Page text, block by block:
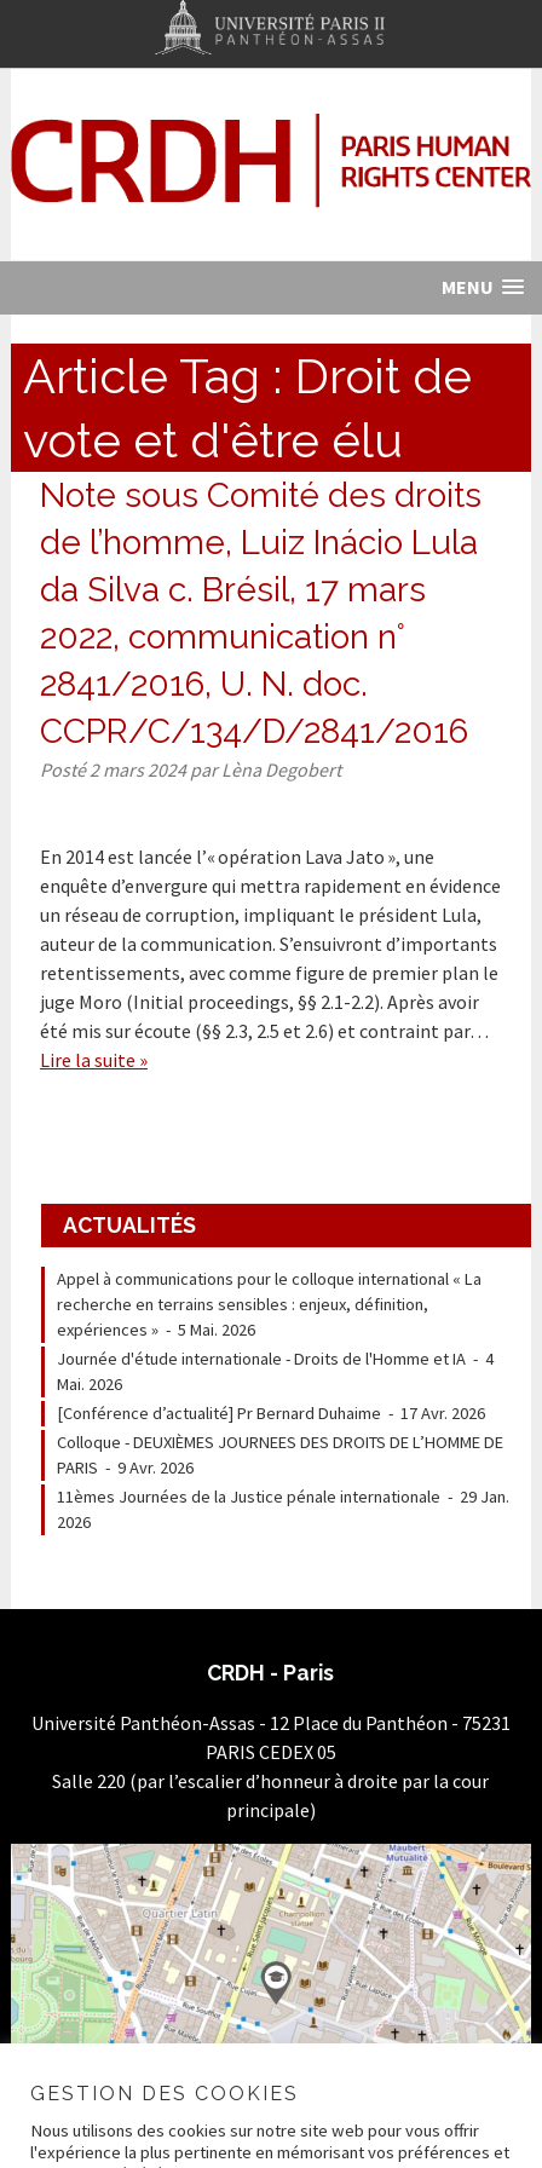
MENU
Article Tag : Droit de
vote et d'être élu
Note sous Comité des droits
de l’homme, Luiz Inácio Lula
da Silva c. Brésil, 17 mars
2022, communication n°
2841/2016, U. N. doc.
CCPR/C/134/D/2841/2016
Posté2 mars 2024 par Lèna Degobert
En 2014 est lancée l’« opération Lava Jato », une
enquête d’envergure qui mettra rapidement en évidence
un réseau de corruption, impliquant le président Lula,
auteur de la communication. S’ensuivront d’importants
retentissements, avec comme figure de premier plan le
juge Moro (Initial proceedings, §§ 2.1-2.2). Après avoir
été mis sur écoute (§§ 2.3, 2.5 et 2.6) et contraint par…
Lire la suite »
ACTUALITÉS
Appel à communications pour le colloque international « La
recherche en terrains sensibles : enjeux, définition,
expériences »- 5 Mai. 2026
Journée d'étude internationale - Droits de l'Homme et IA- 4
Mai. 2026
[Conférence d’actualité] Pr Bernard Duhaime - 17 Avr. 2026
Colloque - DEUXIÈMES JOURNEES DES DROITS DE L’HOMME DE
PARIS - 9 Avr. 2026
11èmes Journées de la Justice pénale internationale - 29 Jan.
2026
CRDH - Paris
Université Panthéon-Assas - 12 Place du Panthéon - 75231
PARIS CEDEX 05
Salle 220 (par l’escalier d’honneur à droite par la cour
principale)
GESTION DES COOKIES
Nous utilisons des cookies sur notre site web pour vous offrir
l'expérience la plus pertinente en mémorisant vos préférences et